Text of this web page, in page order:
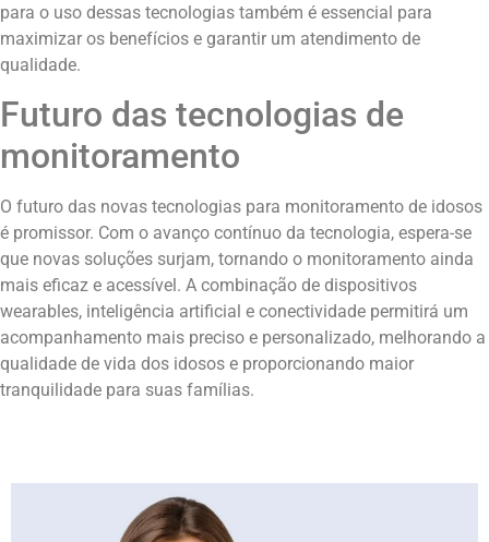
para o uso dessas tecnologias também é essencial para
maximizar os benefícios e garantir um atendimento de
qualidade.
Futuro das tecnologias de
monitoramento
O futuro das novas tecnologias para monitoramento de idosos
é promissor. Com o avanço contínuo da tecnologia, espera-se
que novas soluções surjam, tornando o monitoramento ainda
mais eficaz e acessível. A combinação de dispositivos
wearables, inteligência artificial e conectividade permitirá um
acompanhamento mais preciso e personalizado, melhorando a
qualidade de vida dos idosos e proporcionando maior
tranquilidade para suas famílias.